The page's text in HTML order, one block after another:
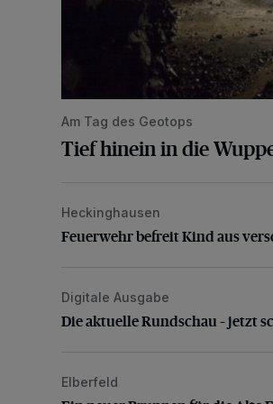
Am Tag des Geotops
Tief hinein in die
Feuerwehr befreit Kind aus
Heckinghausen
Feuerwehr befreit Kind aus
Die aktuelle Rundschau – jetzt
Digitale Ausgabe
Die aktuelle Rundschau – jetzt
Ein neuer Brunnen für die Alte
Elberfeld